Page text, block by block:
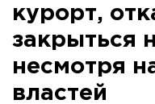
курорт,
закрыться
несмотря
властей